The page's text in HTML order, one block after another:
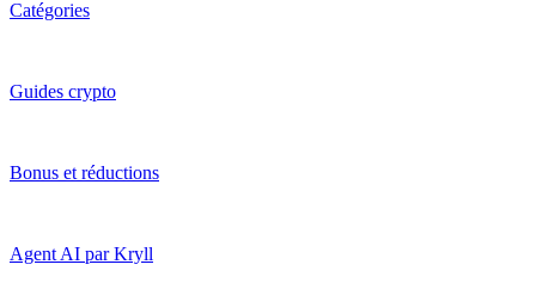
Catégories
Guides crypto
Bonus et réductions
Agent AI par Kryll